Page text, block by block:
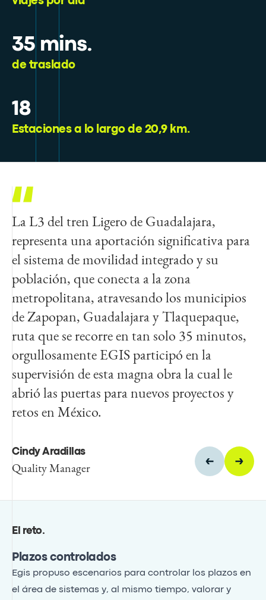
35 mins.
de traslado
18
Estaciones a lo largo de 20,9 km.
La L3 del tren Ligero de Guadalajara,
representa una aportación significativa para
el sistema de movilidad integrado y su
población, que conecta a la zona
metropolitana, atravesando los municipios
de Zapopan, Guadalajara y Tlaquepaque,
ruta que se recorre en tan solo 35 minutos,
orgullosamente EGIS participó en la
supervisión de esta magna obra la cual le
abrió las puertas para nuevos proyectos y
retos en México.
Cindy Aradillas
Quality Manager
Desde mi perspectiva, fue increíble ser
testigo de la modernización de la forma en
que los tapatíos se trasladaban, ahorraban
más tiempo y tenían una mejor calidad de
vida. La participación de Egis demostró que
es una empresa comprometida con el
desarrollo sustentable de los sistemas
ferroviarios del país y la calidad de vida de
sus ciudadanos.
Heriberto Jasso
electromecánicas
El reto.
Plazos controlados
Egis propuso escenarios para controlar los plazos en
el área de sistemas y, al mismo tiempo, valorar y